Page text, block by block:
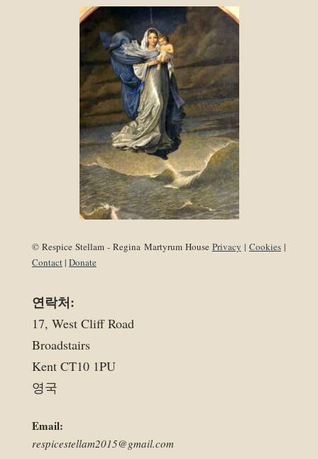
© Respice Stellam - Regina Martyrum House Privacy | Cookies|
Contact| Donate
연락처:
17, West Cliff Road
Broadstairs
Kent CT10 1PU
영국
Email:
respicestellam2015@gmail.com